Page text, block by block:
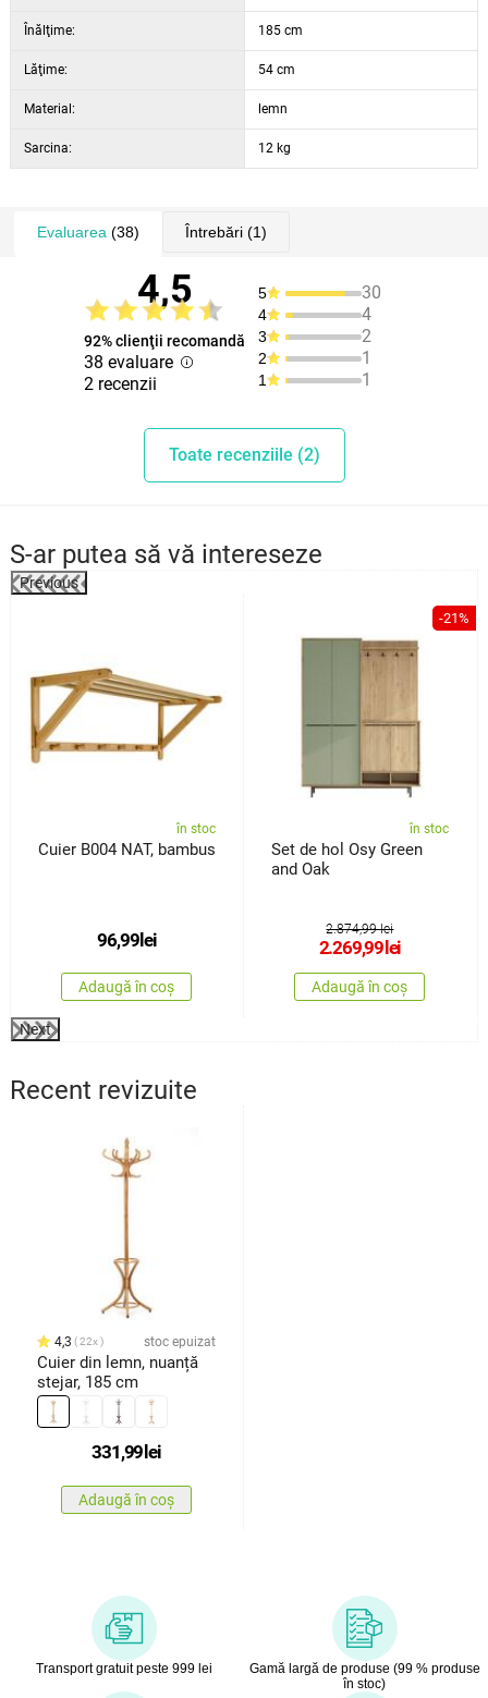
Înălţime: 185 cm
Lăţime: 54 cm
Material: lemn
Sarcina: 12 kg
Evaluarea (38) Întrebări(1)
4,5
92% clienţii recomandă
38 evaluare
2 recenzii
5 30
4 4
3 2
2 1
1 1
Toate recenziile (2)
S-ar putea să vă intereseze
Previous
în stoc
Cuier B004 NAT, bambus
96,99lei
Adaugă în coș
-21%
în stoc
Set de hol Osy Green
and Oak
2.874,99 lei
2.269,99lei
Adaugă în coș
Next
Recent revizuite
4,3 22x stoc epuizat
Cuier din lemn, nuanță
stejar, 185 cm
331,99 lei
Adaugă în coș
Transport gratuit peste 999 lei
Gamă largă de produse (99 % produse
în stoc)